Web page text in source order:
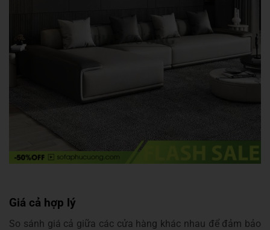
Giá cả hợp lý
So sánh giá cả giữa các cửa hàng khác nhau để đảm bảo